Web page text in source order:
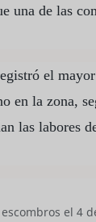
una de las
el
en la zona,
las labores
el 4